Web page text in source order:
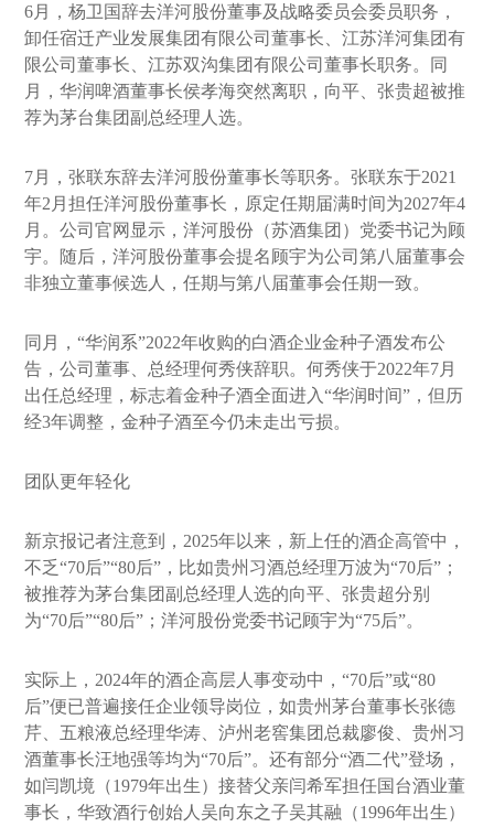
6月，杨卫国辞去洋河股份董事及战略委员会委员职务，
卸任宿迁产业发展集团有限公司董事长、江苏洋河集团有
限公司董事长、江苏双沟集团有限公司董事长职务。同
月，华润啤酒董事长侯孝海突然离职，向平、张贵超被推
荐为茅台集团副总经理人选。
7月，张联东辞去洋河股份董事长等职务。张联东于2021
年2月担任洋河股份董事长，原定任期届满时间为2027年4
月。公司官网显示，洋河股份（苏酒集团）党委书记为顾
宇。随后，洋河股份董事会提名顾宇为公司第八届董事会
非独立董事候选人，任期与第八届董事会任期一致。
同月，“华润系”2022年收购的白酒企业金种子酒发布公
告，公司董事、总经理何秀侠辞职。何秀侠于2022年7月
出任总经理，标志着金种子酒全面进入“华润时间”，但历
经3年调整，金种子酒至今仍未走出亏损。
团队更年轻化
新京报记者注意到，2025年以来，新上任的酒企高管中，
不乏“70后”“80后”，比如贵州习酒总经理万波为“70后”；
被推荐为茅台集团副总经理人选的向平、张贵超分别
为“70后”“80后”；洋河股份党委书记顾宇为“75后”。
实际上，2024年的酒企高层人事变动中，“70后”或“80
后”便已普遍接任企业领导岗位，如贵州茅台董事长张德
芹、五粮液总经理华涛、泸州老窖集团总裁廖俊、贵州习
酒董事长汪地强等均为“70后”。还有部分“酒二代”登场，
如闫凯境（1979年出生）接替父亲闫希军担任国台酒业董
事长，华致酒行创始人吴向东之子吴其融（1996年出生）